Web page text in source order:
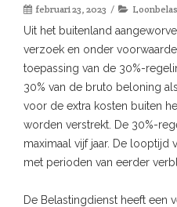
februari 23, 2023
Uit het buitenland
verzoek en onder
toepassing van de 30%-
30% van de bruto beloning
voor de extra kosten buiten
worden verstrekt. De 30%-
maximaal vijf jaar. De
met perioden van eerder
De Belastingdienst heeft een